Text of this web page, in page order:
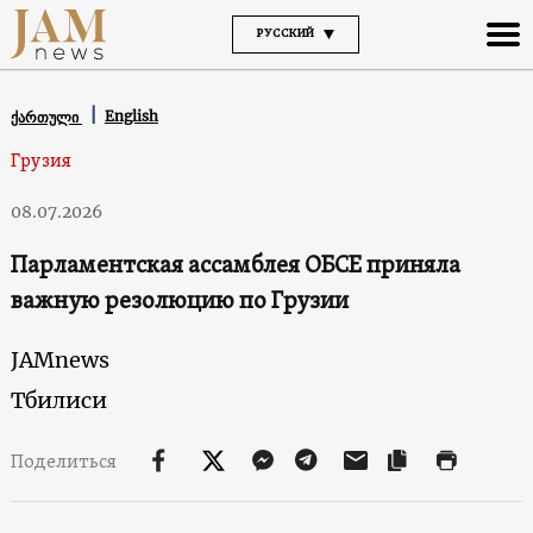
РУССКИЙ
ქართული English
Грузия
08.07.2026
Парламентская ассамблея ОБСЕ приняла
важную резолюцию по Грузии
JAMnews
Тбилиси
Поделиться